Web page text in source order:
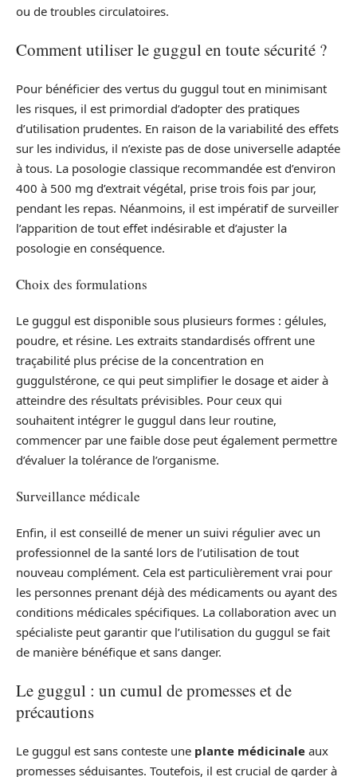
ou de troubles circulatoires.
Comment utiliser le guggul en toute sécurité ?
Pour bénéficier des vertus du guggul tout en minimisant
les risques, il est primordial d’adopter des pratiques
d’utilisation prudentes. En raison de la variabilité des effets
sur les individus, il n’existe pas de dose universelle adaptée
à tous. La posologie classique recommandée est d’environ
400 à 500 mg d’extrait végétal, prise trois fois par jour,
pendant les repas. Néanmoins, il est impératif de surveiller
l’apparition de tout effet indésirable et d’ajuster la
posologie en conséquence.
Choix des formulations
Le guggul est disponible sous plusieurs formes : gélules,
poudre, et résine. Les extraits standardisés offrent une
traçabilité plus précise de la concentration en
guggulstérone, ce qui peut simplifier le dosage et aider à
atteindre des résultats prévisibles. Pour ceux qui
souhaitent intégrer le guggul dans leur routine,
commencer par une faible dose peut également permettre
d’évaluer la tolérance de l’organisme.
Surveillance médicale
Enfin, il est conseillé de mener un suivi régulier avec un
professionnel de la santé lors de l’utilisation de tout
nouveau complément. Cela est particulièrement vrai pour
les personnes prenant déjà des médicaments ou ayant des
conditions médicales spécifiques. La collaboration avec un
spécialiste peut garantir que l’utilisation du guggul se fait
de manière bénéfique et sans danger.
Le guggul : un cumul de promesses et de
précautions
Le guggul est sans conteste une plante médicinale aux
promesses séduisantes. Toutefois, il est crucial de garder à